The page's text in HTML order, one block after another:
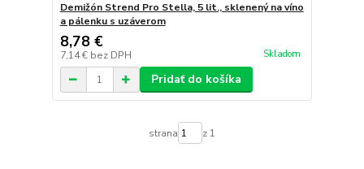
Demižón Strend Pro Stella, 5 lit., sklenený na víno
a pálenku s uzáverom
8,78 €
7,14 € bez DPH Skladom
Pridať do košíka
strana z 1